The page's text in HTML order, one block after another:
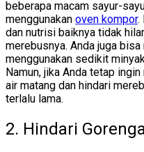
beberapa macam sayur-
menggunakan oven kompor.
dan nutrisi baiknya tidak
merebusnya. Anda juga
menggunakan sedikit
Namun, jika Anda tetap
air matang dan hindari
terlalu lama.
2. Hindari